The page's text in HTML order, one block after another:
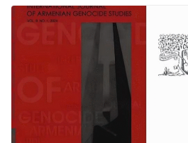
o a
m
A
p
p
n